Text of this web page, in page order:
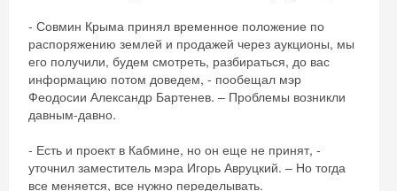
- Совмин Крыма принял временное положение по
распоряжению землей и продажей через аукционы, мы
его получили, будем смотреть, разбираться, до вас
информацию потом доведем, - пообещал мэр
Феодосии Александр Бартенев. – Проблемы возникли
давным-давно.
- Есть и проект в Кабмине, но он еще не принят, -
уточнил заместитель мэра Игорь Авруцкий. – Но тогда
все меняется, все нужно переделывать.